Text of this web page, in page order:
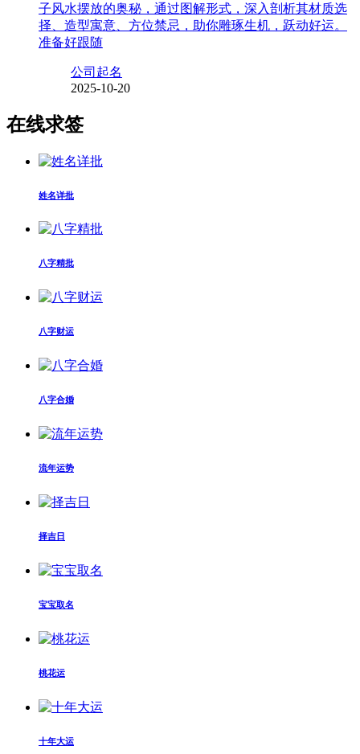
子风水摆放的奥秘，通过图解形式，深入剖析其材质选
择、造型寓意、方位禁忌，助你雕琢生机，跃动好运。
准备好跟随
公司起名
2025-10-20
在线求签
姓名详批
八字精批
八字财运
八字合婚
流年运势
择吉日
宝宝取名
桃花运
十年大运